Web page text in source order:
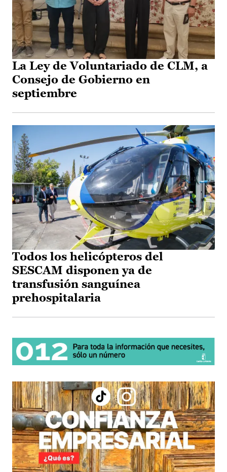
La Ley de Voluntariado de CLM, a
Consejo de Gobierno en
septiembre
Todos los helicópteros del
SESCAM disponen ya de
transfusión sanguínea
prehospitalaria